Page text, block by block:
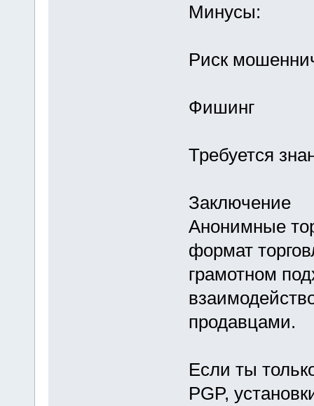
Минусы:
Риск
Фишинг
Требуется
Заключение
Анонимные
формат
грамотном
продавцами.
Если ты
PGP,